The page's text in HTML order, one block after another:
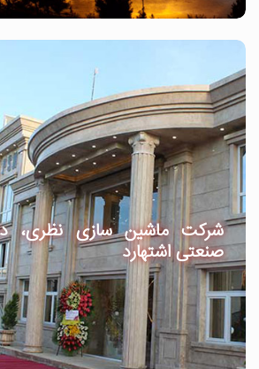
شرکت ماشین سازی نظری،
صنعتی اشتهارد